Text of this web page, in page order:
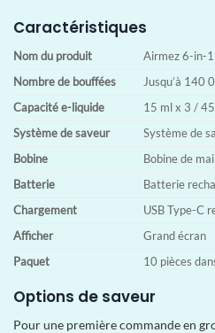
Caractéristiques
Nom du produit
Airmez 6-in-
Nombre de bouffées
Jusqu’à 140
Capacité e-liquide
15 ml x 3 /
Système de saveur
Système de
Bobine
Bobine de
Batterie
Batterie
Chargement
USB Type-C
Afficher
Grand écran
Paquet
10 pièces
Options de saveur
Pour une première commande en